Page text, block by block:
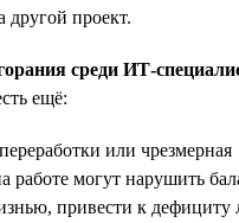
другой проект.
среди ИТ-
ещё:
или чрезмерная
работе могут нарушить
привести к дефициту